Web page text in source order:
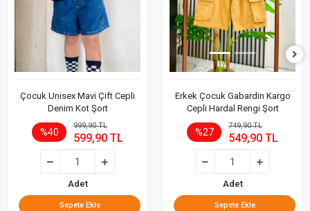
Çocuk Unisex Mavi Çift Cepli
Denim Kot Şort
%40
999,90 TL
599,90 TL
Adet
Sepete Ekle
Erkek Çocuk Gabardin Kargo
Cepli Hardal Rengi Şort
%27
749,90 TL
549,90 TL
Adet
Sepete Ekle